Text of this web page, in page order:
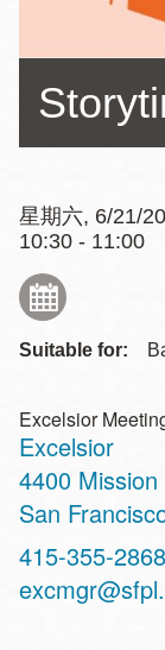
星期六, 6/21/
10:30 - 11:00
Suitable for:
Excelsior
Excelsior
Address
4400
San
Contact
Telephone
415-355-2868